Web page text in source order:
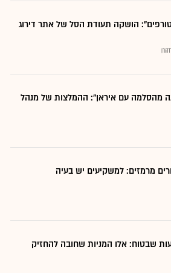
הושקה תעודת הסל של אתר דירוג
מהסלמה עם איראן": ההמלצות של מנהל
מרמזים: למשקיעים יש בעיה
שבטוח: אלו המניות שחובה להחזיק